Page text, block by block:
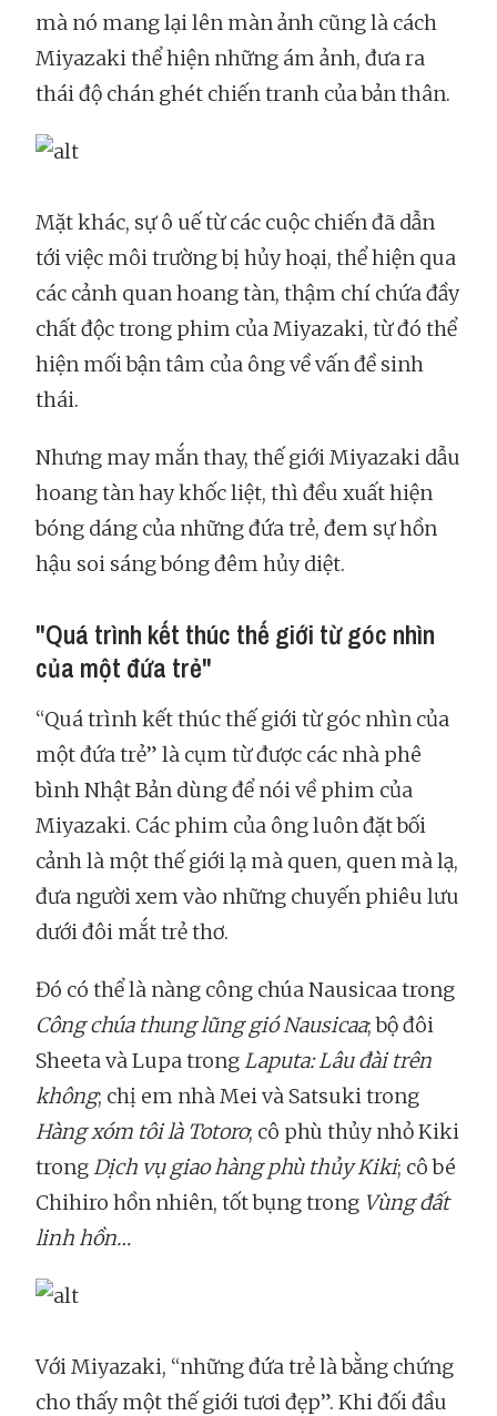
mà nó mang lại lên màn ảnh cũng là cách
Miyazaki thể hiện những ám ảnh, đưa ra
thái độ chán ghét chiến tranh của bản thân.
Mặt khác, sự ô uế từ các cuộc chiến đã dẫn
tới việc môi trường bị hủy hoại, thể hiện qua
các cảnh quan hoang tàn, thậm chí chứa đầy
chất độc trong phim của Miyazaki, từ đó thể
hiện mối bận tâm của ông về vấn đề sinh
thái.
Nhưng may mắn thay, thế giới Miyazaki dẫu
hoang tàn hay khốc liệt, thì đều xuất hiện
bóng dáng của những đứa trẻ, đem sự hồn
hậu soi sáng bóng đêm hủy diệt.
"Quá trình kết thúc thế giới từ góc nhìn
của một đứa trẻ"
“Quá trình kết thúc thế giới từ góc nhìn của
một đứa trẻ” là cụm từ được các nhà phê
bình Nhật Bản dùng để nói về phim của
Miyazaki. Các phim của ông luôn đặt bối
cảnh là một thế giới lạ mà quen, quen mà lạ,
đưa người xem vào những chuyến phiêu lưu
dưới đôi mắt trẻ thơ.
Đó có thể là nàng công chúa Nausicaa trong
Công chúa thung lũng gió Nausicaa; bộ đôi
Sheeta và Lupa trong Laputa: Lâu đài trên
không; chị em nhà Mei và Satsuki trong
Hàng xóm tôi là Totoro; cô phù thủy nhỏ Kiki
trong Dịch vụ giao hàng phù thủy Kiki; cô bé
Chihiro hồn nhiên, tốt bụng trong Vùng đất
linh hồn…
Với Miyazaki, “những đứa trẻ là bằng chứng
cho thấy một thế giới tươi đẹp”. Khi đối đầu